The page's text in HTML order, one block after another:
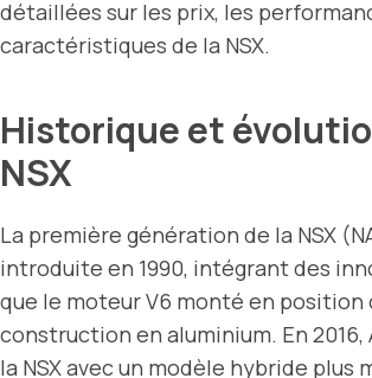
détaillées sur les prix, les
caractéristiques de la NSX.
Historique et
NSX
La première génération de la NSX
introduite en 1990, intégrant des
que le moteur V6 monté en
construction en aluminium. En 2016,
la NSX avec un modèle hybride plus